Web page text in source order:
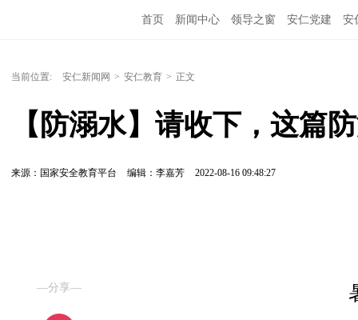
首页 新闻中心 领导之窗 安仁党建 安
当前位置: 安仁新闻网 > 安仁教育 > 正文
【防溺水】请收下，这篇
来源：国家安全教育平台 编辑：李嘉芳 2022-08-16 09:48:27
—分享—